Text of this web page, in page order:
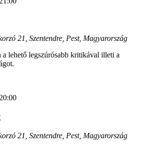
21, Szentendre, Pest, Magyarország
a lehető legszúrósabb kritikával illeti a
21, Szentendre, Pest, Magyarország